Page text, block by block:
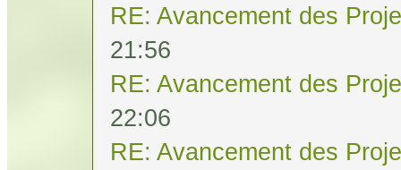
RE: Avancement des
21:56
RE: Avancement des
22:06
RE: Avancement des